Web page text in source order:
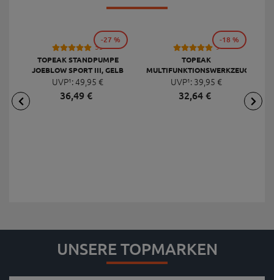
53
TOPEAK STANDPUMPE
JOEBLOW SPORT III, GELB
UVP¹:49,95 €
36,49€
-27 %
9
TOPEAK
MULTIFUNKTIONSWERKZEUG
MINI 20 PRO
UVP¹: 39,95 €
32,64€
-18 %
UNSERE TOPMARKEN